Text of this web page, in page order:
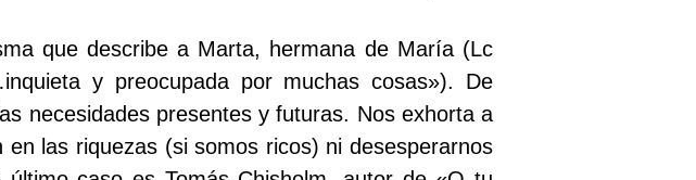
que describe a Marta, hermana de María (Lc
y preocupada por muchas cosas»). De
necesidades presentes y futuras. Nos exhorta a
las riquezas (si somos ricos) ni desesperarnos